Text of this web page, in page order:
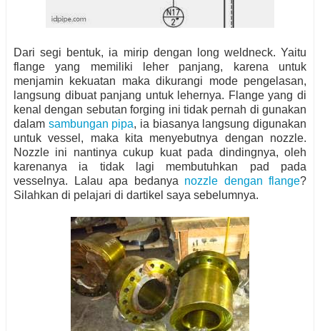
Dari segi bentuk, ia mirip dengan long weldneck. Yaitu
flange yang memiliki leher panjang, karena untuk
menjamin kekuatan maka dikurangi mode pengelasan,
langsung dibuat panjang untuk lehernya. Flange yang di
kenal dengan sebutan forging ini tidak pernah di gunakan
dalam sambungan pipa, ia biasanya langsung digunakan
untuk vessel, maka kita menyebutnya dengan nozzle.
Nozzle ini nantinya cukup kuat pada dindingnya, oleh
karenanya ia tidak lagi membutuhkan pad pada
vesselnya. Lalau apa bedanya nozzle dengan flange?
Silahkan di pelajari di dartikel saya sebelumnya.